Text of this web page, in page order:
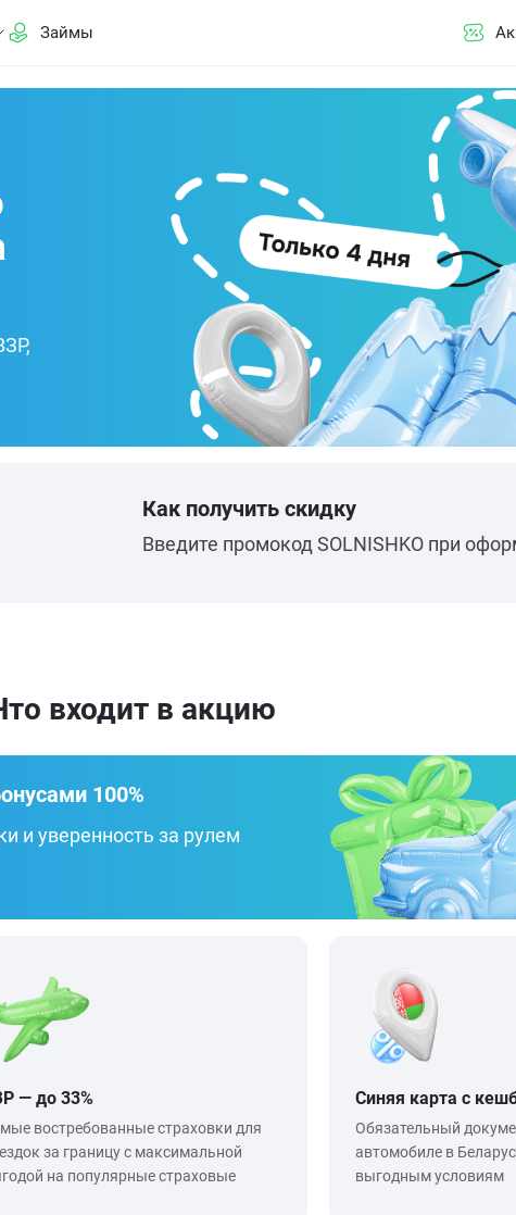
Займы
Как получить скидку
Введите промокод SOLNISHKO при
входит в акцию
100%
и уверенность за рулем
— до 33%
востребованные страховки для
за границу с максимальной
на популярные страховые
Синяя карта с
Обязательный
автомобиле в
выгодным условиям